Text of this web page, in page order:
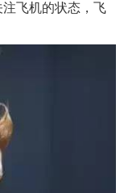
飞机的状态，飞